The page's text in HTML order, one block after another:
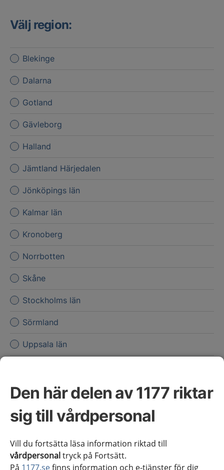
Den här delen av 1177 riktar
sig till vårdpersonal
Vill du fortsätta läsa information riktad till
vårdpersonaltryck på Fortsätt.
På 1177.sefinns information och e-tjänster för dig
Välj region:
Blekinge
Dalarna
Gotland
Gävleborg
Halland
Jämtland Härjedalen
Jönköpings län
Kalmar län
Kronoberg
Norrbotten
Skåne
Stockholms län
Sörmland
Uppsala län
Västerbotten
Västernorrland
Västra Götaland